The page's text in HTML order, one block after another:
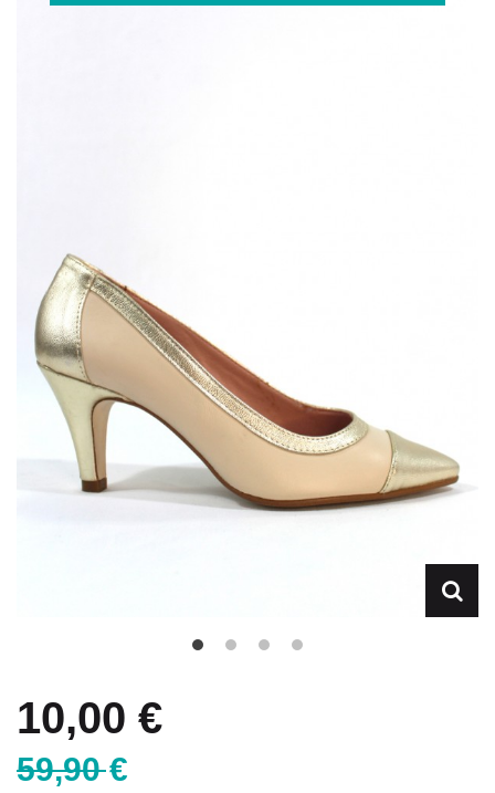
10,00 €
59,90 €